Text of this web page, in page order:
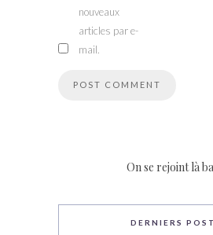
nouveaux
articles par e-
mail.
On se rejoint là
DERNIERS